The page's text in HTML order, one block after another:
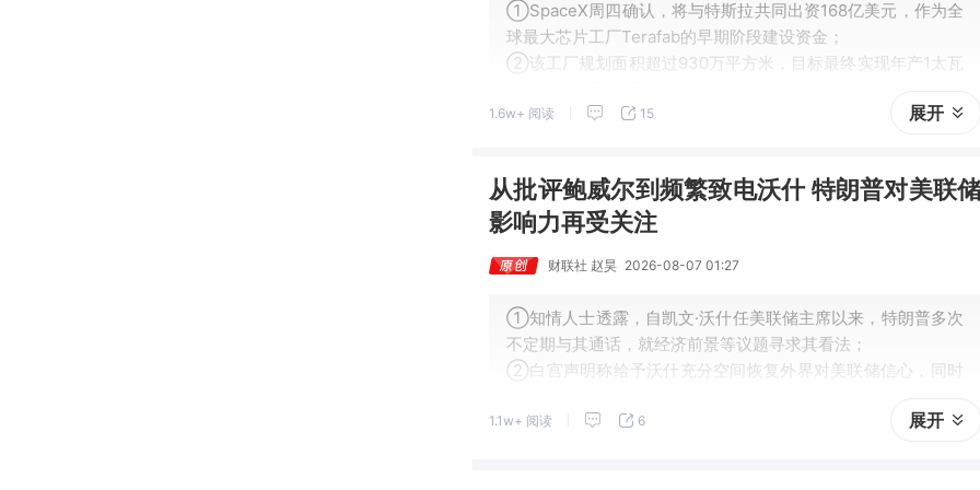
①SpaceX周四确认，将与特斯拉共同出资168亿美元，作为全
球最大芯片工厂Terafab的早期阶段建设资金；
②该工厂规划面积超过930万平方米，目标最终实现年产1太瓦
程。
1.6w+ 阅读 15 展开
从批评鲍威尔到频繁致电沃什 特朗普对美联储
影响力再受关注
财联社 赵昊 2026-08-07 01:27
①知情人士透露，自凯文·沃什任美联储主席以来，特朗普多次
不定期与其通话，就经济前景等议题寻求其看法；
②白宫声明称给予沃什充分空间恢复外界对美联储信心，同时
币决策。
1.1w+ 阅读 6 展开